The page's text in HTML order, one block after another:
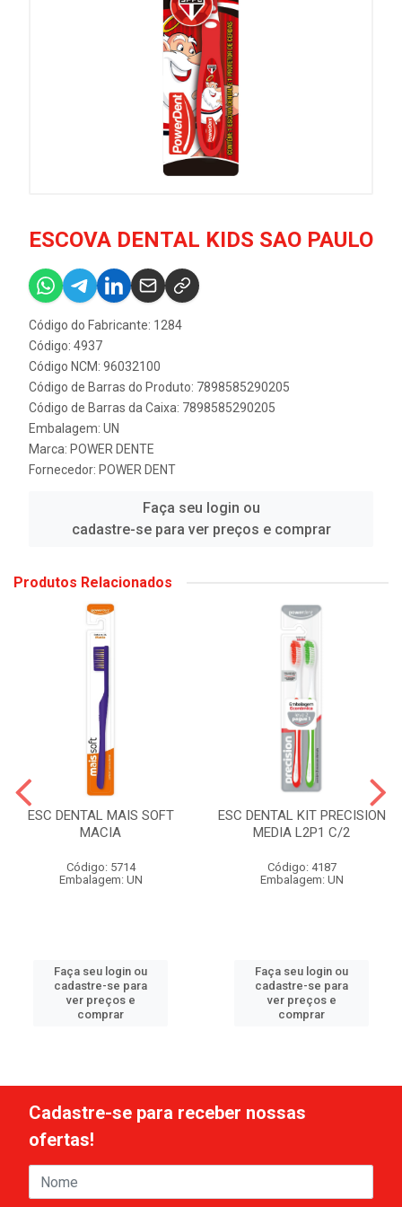
ESCOVA DENTAL KIDS SAO PAULO
Código do Fabricante: 1284
Código: 4937
Código NCM: 96032100
Código de Barras do Produto: 7898585290205
Código de Barras da Caixa: 7898585290205
Embalagem: UN
Marca: POWER DENTE
Fornecedor: POWER DENT
Faça seu login ou
cadastre-se para ver preços e comprar
Produtos Relacionados
ESC DENTAL MAIS SOFT
MACIA
Código: 5714
Embalagem: UN
Faça seu login ou
cadastre-se para
ver preços e
comprar
ESC DENTAL KIT PRECISION
MEDIA L2P1 C/2
Código: 4187
Embalagem: UN
Faça seu login ou
cadastre-se para
ver preços e
comprar
Cadastre-se para receber nossas
ofertas!